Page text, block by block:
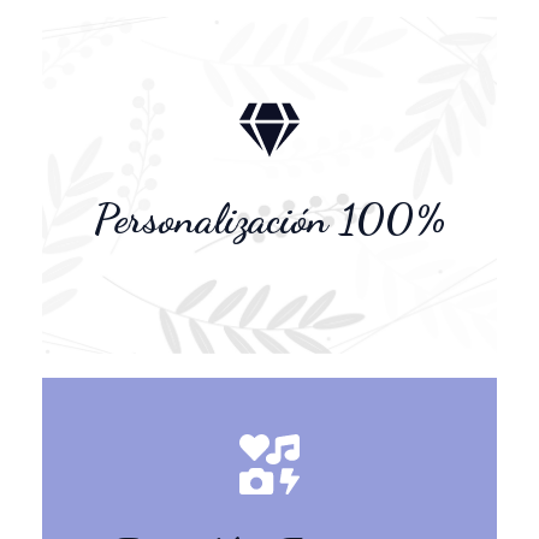
Personalización 100%
Personalizamos tu
invitación con tus fotos,
textos e información
externos molestos